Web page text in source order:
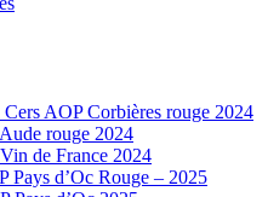
AOP Corbières rouge 2024
rouge 2024
de France 2024
Pays d’Oc Rouge – 2025